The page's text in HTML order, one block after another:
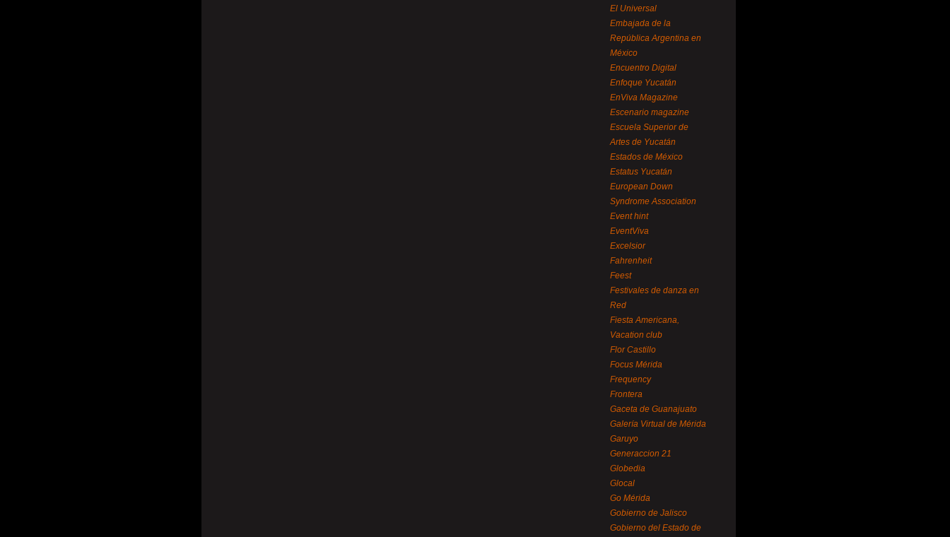
El Universal
Embajada de la
República Argentina en
México
Encuentro Digital
Enfoque Yucatán
EnViva Magazine
Escenario magazine
Escuela Superior de
Artes de Yucatán
Estados de México
Estatus Yucatán
European Down
Syndrome Association
Event hint
EventViva
Excelsior
Fahrenheit
Feest
Festivales de danza en
Red
Fiesta Americana,
Vacation club
Flor Castillo
Focus Mérida
Frequency
Frontera
Gaceta de Guanajuato
Galería Virtual de Mérida
Garuyo
Generaccion 21
Globedia
Glocal
Go Mérida
Gobierno de Jalisco
Gobierno del Estado de